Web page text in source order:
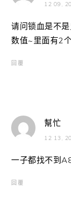
12 09,
请问锁血是不
数值~里面有2
回覆
幫忙
12 13,
一子都找不到
回覆